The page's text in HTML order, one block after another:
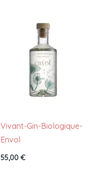
Vivant-Gin-Biologique-
Envol
55,00 €